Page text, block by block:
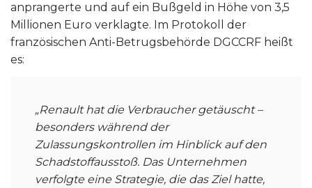
anprangerte und auf ein Bußgeld in Höhe von 3,5
Millionen Euro verklagte. Im Protokoll der
französischen Anti-Betrugsbehörde DGCCRF heißt
es:
„Renault hat die Verbraucher getäuscht –
besonders während der
Zulassungskontrollen im Hinblick auf den
Schadstoffausstoß. Das Unternehmen
verfolgte eine Strategie, die das Ziel hatte,